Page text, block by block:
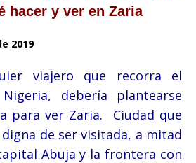
hacer y ver en Zaria
2019
viajero que recorra el
debería plantearse
para ver Zaria.
Ciudad que
de ser visitada, a mitad
Abuja y la frontera con